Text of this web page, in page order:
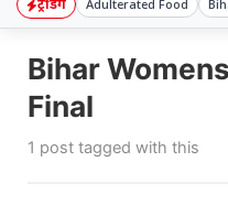
ट्रेंडिंग Adulterated Food
Bihar
Final
1 post tagged with this